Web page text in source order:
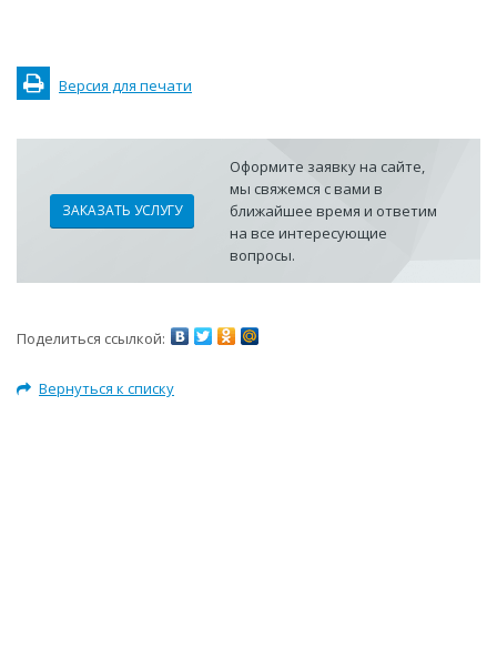
Версия для печати
ЗАКАЗАТЬ УСЛУГУ
Оформите заявку на сайте,
мы свяжемся с вами в
ближайшее время и ответим
на все интересующие
вопросы.
Поделиться ссылкой:
Вернуться к списку